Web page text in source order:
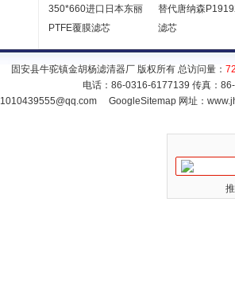
350*660进口日本东丽
PTFE覆膜滤芯
替代唐纳森
滤芯
固安县牛驼镇金胡杨滤清器厂 版权所有 总访问量：
电话：86-0316-6177139 传真：
1010439555@qq.com GoogleSitemap网址：